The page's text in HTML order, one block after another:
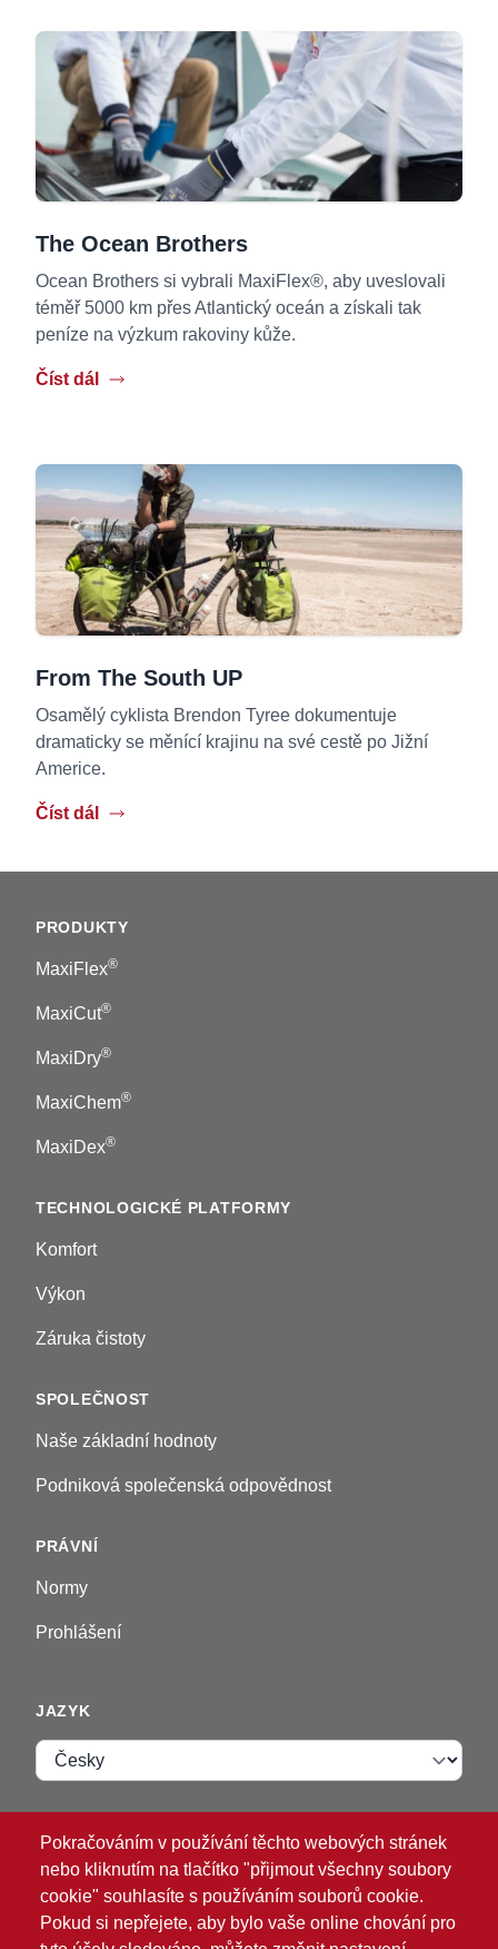
The Ocean Brothers
Ocean Brothers si vybrali MaxiFlex®, aby uveslovali
téměř 5000 km přes Atlantický oceán a získali tak
peníze na výzkum rakoviny kůže.
Číst dál
From The South UP
Osamělý cyklista Brendon Tyree dokumentuje
dramaticky se měnící krajinu na své cestě po Jižní
Americe.
Číst dál
PRODUKTY
MaxiFlex®
MaxiCut®
MaxiDry®
MaxiChem®
MaxiDex®
TECHNOLOGICKÉ PLATFORMY
Komfort
Výkon
Záruka čistoty
SPOLEČNOST
Naše základní hodnoty
Podniková společenská odpovědnost
PRÁVNÍ
Normy
Prohlášení
Pokračováním v používání těchto webových stránek
nebo kliknutím na tlačítko "přijmout všechny soubory
cookie" souhlasíte s používáním souborů cookie.
Pokud si nepřejete, aby bylo vaše online chování pro
JAZYK
Jazyk
Přihlásit se